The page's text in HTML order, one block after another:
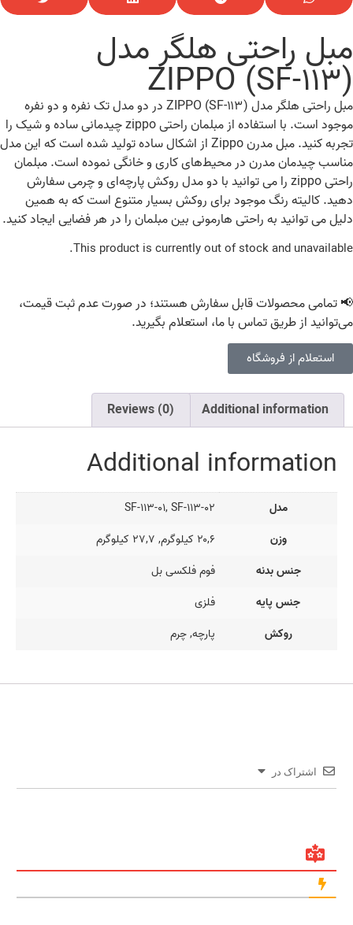
مبل راحتی هلگر مدل
(SF-۱۱۳) ZIPPO
مبل راحتی هلگر مدل (SF-۱۱۳) ZIPPO در دو مدل تک نفره و دو نفره
موجود است. با استفاده از مبلمان راحتی zippo چیدمانی ساده و شیک را
تجربه کنید. مبل مدرن Zippo از اشکال ساده تولید شده است که این مدل
مناسب چیدمان مدرن در محیط‌های کاری و خانگی نموده است. مبلمان
راحتی zippo را می توانید با دو مدل روکش پارچه‌ای و چرمی سفارش
دهید. کالیته رنگ موجود برای روکش بسیار متنوع است که به همین
دلیل می توانید به راحتی هارمونی بین مبلمان را در هر فضایی ایجاد کنید.
This product is currently out of stock and unavailable.
📢 تمامی محصولات قابل سفارش هستند؛ در صورت عدم ثبت قیمت،
می‌توانید از طریق تماس با ما، استعلام بگیرید.
استعلام از فروشگاه
Additional information
Reviews (0)
Additional information
مدل
SF-۱۱۳-۰۱, SF-۱۱۳-۰۲
وزن
۲۰,۶ کیلوگرم, ۲۷,۷ کیلوگرم
جنس بدنه
فوم فلکسی بل
جنس پایه
فلزی
روکش
پارچه, چرم
اشتراک در